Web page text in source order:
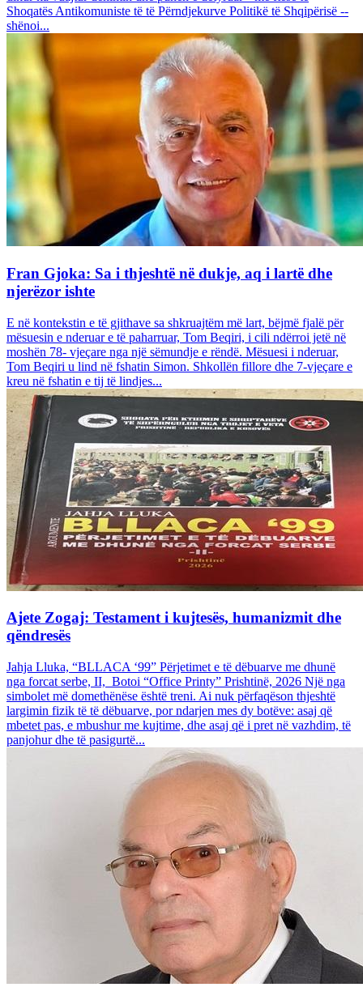
Shoqatës Antikomuniste të të Përndjekurve Politikë të Shqipërisë --
shënoi...
Fran Gjoka: Sa i thjeshtë në dukje, aq i lartë dhe
njerëzor ishte
E në kontekstin e të gjithave sa shkruajtëm më lart, bëjmë fjalë për
mësuesin e nderuar e të paharruar, Tom Beqiri, i cili ndërroi jetë në
moshën 78- vjeçare nga një sëmundje e rëndë. Mësuesi i nderuar,
Tom Beqiri u lind në fshatin Simon. Shkollën fillore dhe 7-vjeçare e
kreu në fshatin e tij të lindjes...
Ajete Zogaj: Testament i kujtesës, humanizmit dhe
qëndresës
Jahja Lluka, “BLLACA ‘99” Përjetimet e të dëbuarve me dhunë
nga forcat serbe, II, Botoi “Office Printy” Prishtinë, 2026 Një nga
simbolet më domethënëse është treni. Ai nuk përfaqëson thjeshtë
largimin fizik të të dëbuarve, por ndarjen mes dy botëve: asaj që
mbetet pas, e mbushur me kujtime, dhe asaj që i pret në vazhdim, të
panjohur dhe të pasigurtë...